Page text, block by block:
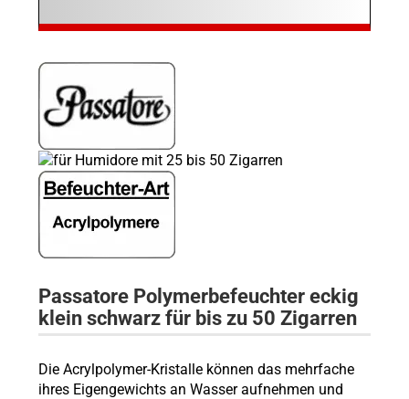
Passatore Polymerbefeuchter eckig
klein schwarz für bis zu 50 Zigarren
Die Acrylpolymer-Kristalle können das mehrfache
ihres Eigengewichts an Wasser aufnehmen und